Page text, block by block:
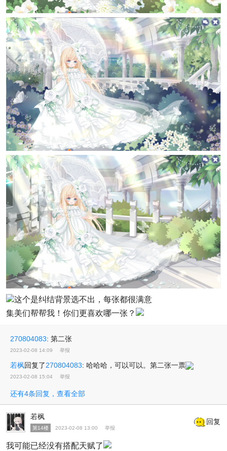
这个是纠结背景选不出，每张都很满意
集美们帮帮我！你们更喜欢哪一张？
270804083: 第二张
2023-02-08 14:09 举报
若枫回复了270804083: 哈哈哈，可以可以。第二张一票
2023-02-08 15:04 举报
还有4条回复，查看全部
若枫
第14楼 2023-02-08 13:00 举报
回复
我可能已经没有搭配天赋了